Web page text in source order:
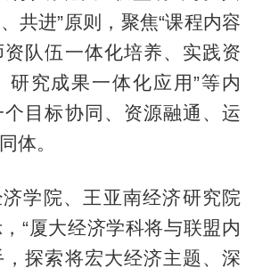
共进”原则，聚焦“课程内容
队伍一体化培养、实践资
研究成果一体化应用”等内
目标协同、资源融通、运
体。
学院、王亚南经济研究院
“厦大经济学科将与联盟内
探索将宏大经济主题、深